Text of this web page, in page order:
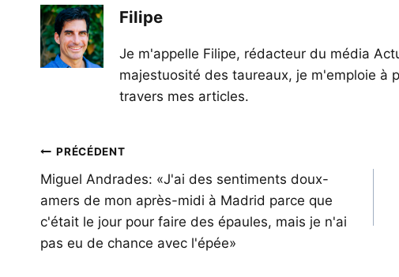
Filipe
Je m'appelle Filipe, rédacteur du média
majestuosité des taureaux, je m'emploie à
travers mes articles.
Navigation
de
l’article
PRÉCÉDENT
Miguel Andrades: «J'ai des sentiments doux-
amers de mon après-midi à Madrid parce que
c'était le jour pour faire des épaules, mais je n'ai
pas eu de chance avec l'épée»